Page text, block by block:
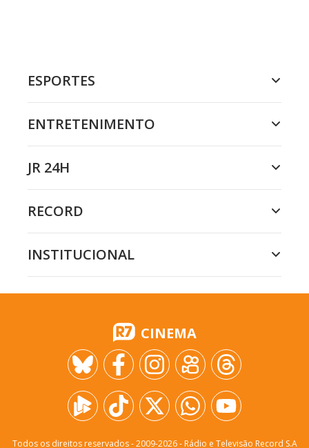
ESPORTES
ENTRETENIMENTO
JR 24H
RECORD
INSTITUCIONAL
CINEMA
Todos os direitos reservados - 2009-2026- Rádio e Televisão Record S.A